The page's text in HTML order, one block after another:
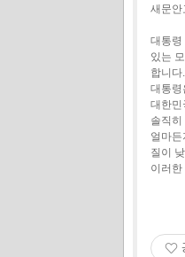
새문안
대통령
있는
합니다
대통령
대한민
솔직
얼마
질이
이러